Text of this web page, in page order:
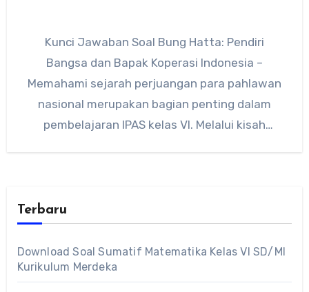
Kunci Jawaban Soal Bung Hatta: Pendiri
Bangsa dan Bapak Koperasi Indonesia –
Memahami sejarah perjuangan para pahlawan
nasional merupakan bagian penting dalam
pembelajaran IPAS kelas VI. Melalui kisah
Terbaru
Download Soal Sumatif Matematika Kelas VI SD/MI
Kurikulum Merdeka